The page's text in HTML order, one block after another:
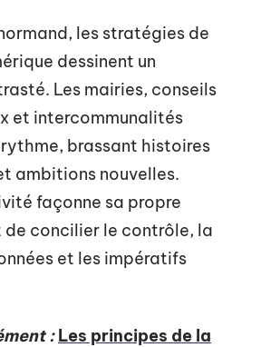
les stratégies de
dessinent un
Les mairies, conseils
et intercommunalités
brassant histoires
ambitions nouvelles.
façonne sa propre
concilier le contrôle, la
et les impératifs
: Les principes de la